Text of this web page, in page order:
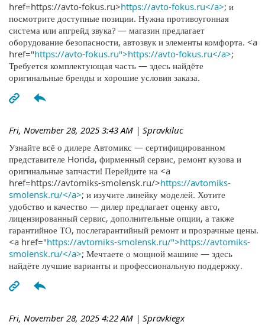
href=https://avto-fokus.ru>https://avto-fokus.ru</a>; и
посмотрите доступные позиции. Нужна противоугонная
система или апгрейд звука? — магазин предлагает
оборудование безопасности, автозвук и элементы комфорта. <a
href="https://avto-fokus.ru">https://avto-fokus.ru</a>;
Требуется комплектующая часть — здесь найдёте
оригинальные бренды и хорошие условия заказа.
Fri, November 28, 2025 3:43 AM | Spravkiluc
Узнайте всё о дилере Автомикс — сертифицированном
представителе Honda, фирменный сервис, ремонт кузова и
оригинальные запчасти! Перейдите на <a
href=https://avtomiks-smolensk.ru/>https://avtomiks-
smolensk.ru/</a>; и изучите линейку моделей. Хотите
удобство и качество — дилер предлагает оценку авто,
лицензированный сервис, дополнительные опции, а также
гарантийное ТО, послегарантийный ремонт и прозрачные цены.
<a href="https://avtomiks-smolensk.ru/">https://avtomiks-
smolensk.ru/</a>; Мечтаете о мощной машине — здесь
найдёте лучшие варианты и профессиональную поддержку.
Fri, November 28, 2025 4:22 AM | Spravkiegx